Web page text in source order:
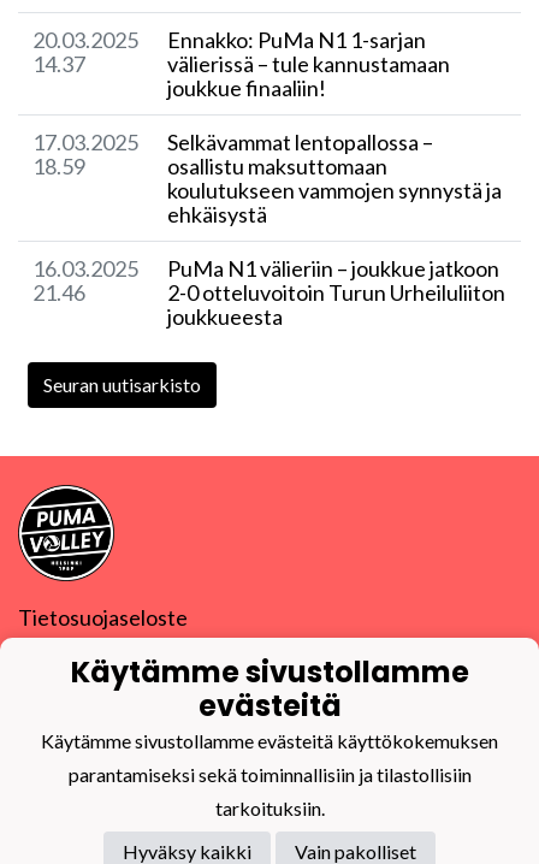
20.03.2025
14.37
Ennakko: PuMa N1 1-sarjan
välierissä – tule kannustamaan
joukkue finaaliin!
17.03.2025
18.59
​Selkävammat lentopallossa –
osallistu maksuttomaan
koulutukseen vammojen synnystä ja
ehkäisystä
16.03.2025
21.46
PuMa N1 välieriin – joukkue jatkoon
2-0 otteluvoitoin Turun Urheiluliiton
joukkueesta
Seuran uutisarkisto
Tietosuojaseloste
PuMa-Volley ry
0832270-9
puma@puma-volley.fi
Linkki muihin yhteystietoihin
PuMa-Webmail
Käytämme sivustollamme
evästeitä
Käytämme sivustollamme evästeitä käyttökokemuksen
parantamiseksi sekä toiminnallisiin ja tilastollisiin
tarkoituksiin.
Hyväksy kaikki
Vain pakolliset